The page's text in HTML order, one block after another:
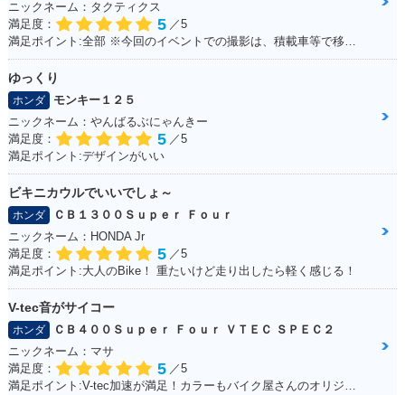
ニックネーム：タクティクス
満足度：
5 ／5
満足ポイント:全部 ※今回のイベントでの撮影は、積載車等で移動をしており、 公道の走行はしておりません。
ゆっくり
ホンダ
モンキー１２５
ニックネーム：やんばるぶにゃんきー
満足度：
5 ／5
満足ポイント:デザインがいい
ビキニカウルでいいでしょ～
ホンダ
ＣＢ１３００Ｓｕｐｅｒ Ｆｏｕｒ
ニックネーム：HONDA Jr
満足度：
5 ／5
満足ポイント:大人のBike！ 重たいけど走り出したら軽く感じる！
V-tec音がサイコー
ホンダ
ＣＢ４００Ｓｕｐｅｒ Ｆｏｕｒ ＶＴＥＣ ＳＰＥＣ２
ニックネーム：マサ
満足度：
5 ／5
満足ポイント:V-tec加速が満足！カラーもバイク屋さんのオリジナルカラーです。